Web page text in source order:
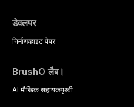
डेवलपर
निर्माणव्हाइट पेपर
BrushO लैब।
AI मौखिक सहायकपृथ्वी